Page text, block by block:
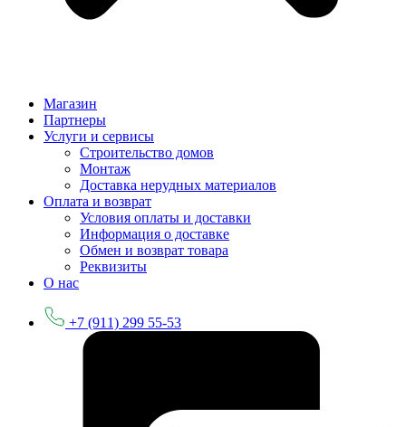
Магазин
Партнеры
Услуги и сервисы
Строительство домов
Монтаж
Доставка нерудных материалов
Оплата и возврат
Условия оплаты и доставки
Информация о доставке
Обмен и возврат товара
Реквизиты
О нас
+7 (911) 299 55-53